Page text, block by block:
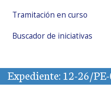
Tramitación en curso
Buscador de iniciativas
Expediente: 12-26/